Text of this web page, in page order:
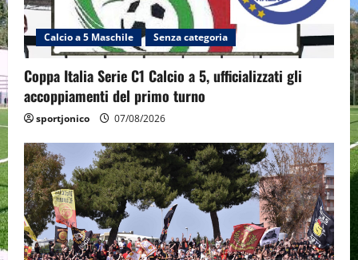
Calcio a 5 Maschile Senza categoria
Coppa Italia Serie C1 Calcio a 5, ufficializzati gli
accoppiamenti del primo turno
sportjonico 07/08/2026